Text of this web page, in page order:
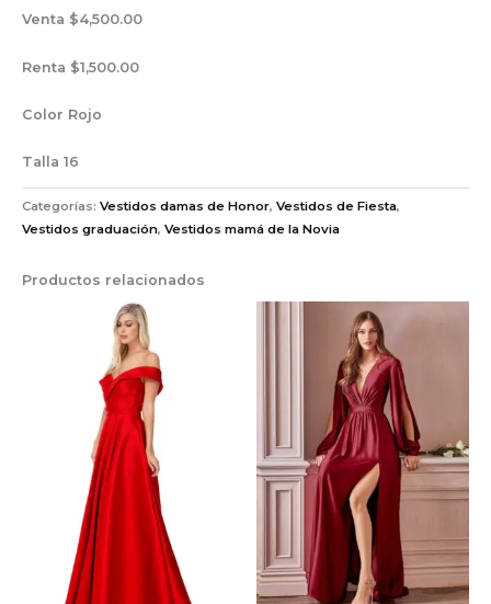
Venta $4,500.00
Renta $1,500.00
Color Rojo
Talla 16
Categorías: Vestidos damas de Honor, Vestidos de Fiesta,
Vestidos graduación, Vestidos mamá de la Novia
Productos relacionados